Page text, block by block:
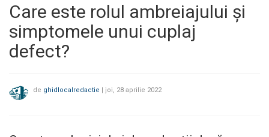
Care este rolul ambreiajului și
simptomele unui cuplaj
defect?
de ghidlocalredactie | joi, 28 aprilie 2022